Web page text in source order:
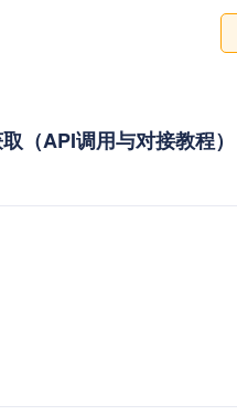
（API调用与对接教程）